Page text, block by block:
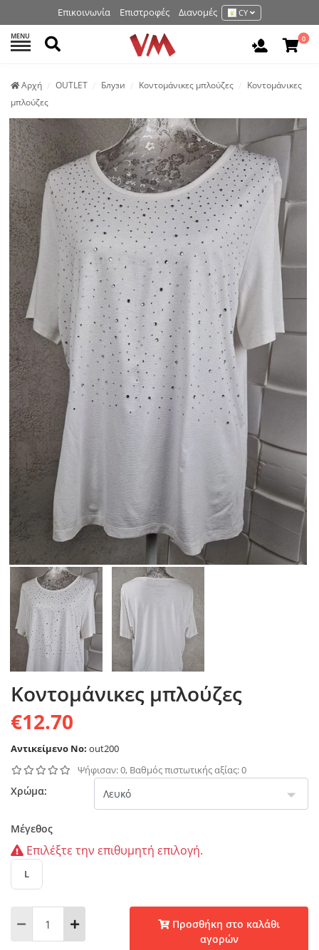
Επικοινωνία Επιστροφές Διανομές CY
MENU Αναζήτηση 0
Аρχή OUTLET Блузи Κοντομάνικες μπλούζες
Κοντομάνικες
μπλούζες
Κοντομάνικες μπλούζες
€12.70
Αντικείμενο No: out200
Ψήφισαν: 0, Βαθμός πιστωτικής αξίας: 0
Χρώμα:
Μέγεθος
Επιλέξτε την επιθυμητή επιλογή.
L
αγορών